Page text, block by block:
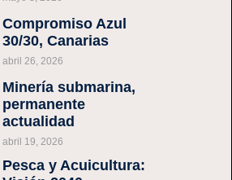
Europeo sobre la Economía Azul 2023
Compromiso Azul
30/30, Canarias
abril 26, 2026
Minería submarina,
permanente
actualidad
abril 19, 2026
Pesca y Acuicultura: